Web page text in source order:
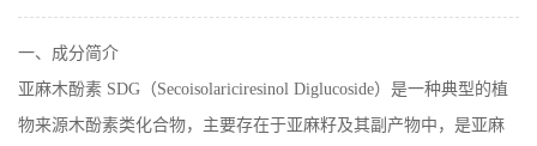
一、成分简介
亚麻木酚素 SDG（Secoisolariciresinol Diglucoside）是一种典型的植
物来源木酚素类化合物，主要存在于亚麻籽及其副产物中，是亚麻